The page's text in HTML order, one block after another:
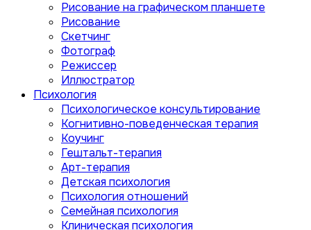
Рисование на графическом планшете
Рисование
Скетчинг
Фотограф
Режиссер
Иллюстратор
Психология
Психологическое консультирование
Когнитивно-поведенческая терапия
Коучинг
Гештальт-терапия
Арт-терапия
Детская психология
Психология отношений
Семейная психология
Клиническая психология